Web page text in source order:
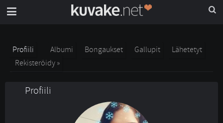
Profiili Albumi Bongaukset Gallupit
Lähetetyt
Rekisteröidy »
Profiili